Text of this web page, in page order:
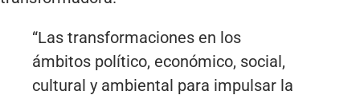
“Las transformaciones en los
ámbitos político, económico, social,
cultural y ambiental para impulsar la